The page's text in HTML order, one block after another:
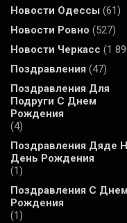
Новости Одессы (61)
Новости Ровно (527)
Новости Черкасс (1
Поздравления (47)
Поздравления Для
Подруги С Днем
Рождения
(4)
Поздравления Дяде
День Рождения
(1)
Поздравления С Днем
Рождения
(1)